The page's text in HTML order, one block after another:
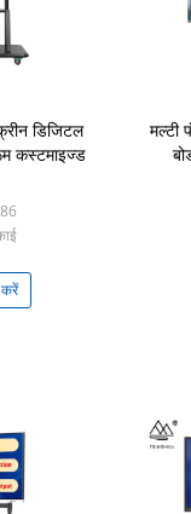
डिजिटल
कस्टमाइज्ड
मल्टी